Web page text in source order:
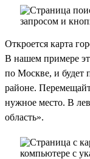
Откроется карта
В нашем примере
по Москве, и будет
районе.
нужное место. В
область».